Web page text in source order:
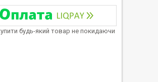
будь-який товар не покидаючи